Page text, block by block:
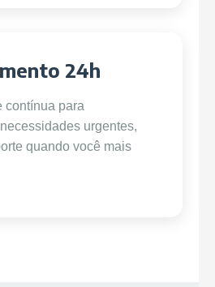
24h
contínua para
urgentes,
quando você mais